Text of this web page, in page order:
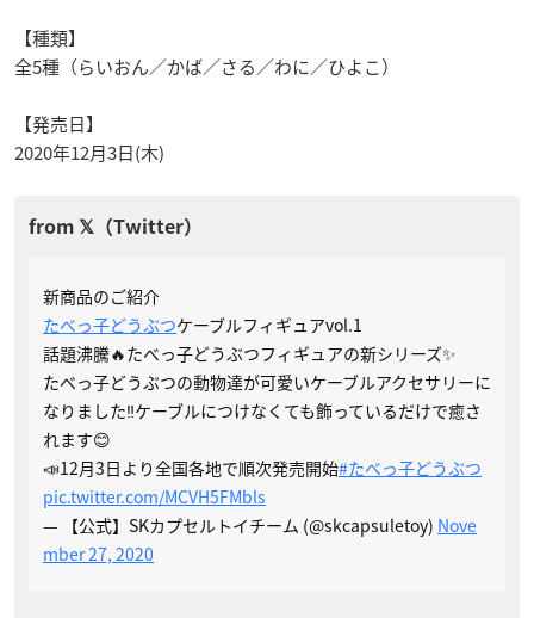
【種類】
全5種（らいおん／かば／さる／わに／ひよこ）
【発売日】
2020年12月3日(木)
新商品のご紹介
たべっ子どうぶつケーブルフィギュアvol.1
話題沸騰🔥たべっ子どうぶつフィギュアの新シリーズ✨
たべっ子どうぶつの動物達が可愛いケーブルアクセサリーに
なりました‼ケーブルにつけなくても飾っているだけで癒さ
れます😊
📣12月3日より全国各地で順次発売開始#たべっ子どうぶつ
pic.twitter.com/MCVH5FMbls
— 【公式】SKカプセルトイチーム (@skcapsuletoy) Nove
mber 27, 2020